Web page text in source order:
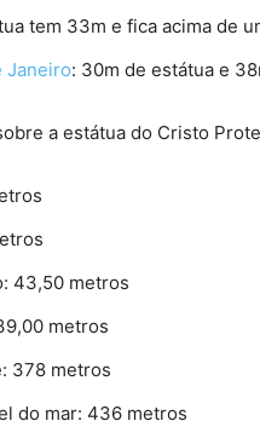
tem 33m e fica acima de
Janeiro: 30m de estátua e
a estátua do Cristo
43,50 metros
metros
378 metros
do mar: 436 metros